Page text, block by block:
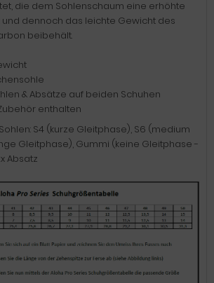
die dem Sohlenschaum eine erhöhte
dennoch das leichte Gewicht des
beibehält.
& Absätze auf beiden Schuhen
enthalten
S4 (kurze Gleitphase), S6 (medium
Gleitphase), Gummi (keine Gleitphase -
Absatz